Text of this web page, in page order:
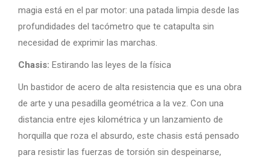
magia está en el par motor: una patada limpia desde las
profundidades del tacómetro que te catapulta sin
necesidad de exprimir las marchas.
Chasis: Estirando las leyes de la física
Un bastidor de acero de alta resistencia que es una obra
de arte y una pesadilla geométrica a la vez. Con una
distancia entre ejes kilométrica y un lanzamiento de
horquilla que roza el absurdo, este chasis está pensado
para resistir las fuerzas de torsión sin despeinarse,